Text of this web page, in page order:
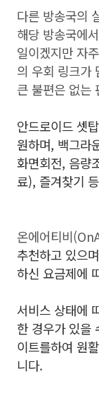
다른 방송국의
해당 방송국에
일이겠지만 자
의 우회 링크가
큰 불편은 없는
안드로이드 셋
원하며, 백그라
화면회전, 음량
료), 즐겨찾기
온에어티비
추천하고 있으
하신 요금제에
서비스 상태에
한 경우가있을
이트를하여 원
니다.